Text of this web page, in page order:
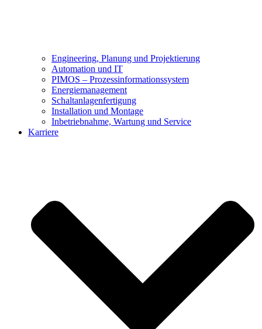
Engineering, Planung und Projektierung
Automation und IT
PIMOS – Prozessinformationssystem
Energiemanagement
Schaltanlagenfertigung
Installation und Montage
Inbetriebnahme, Wartung und Service
Karriere